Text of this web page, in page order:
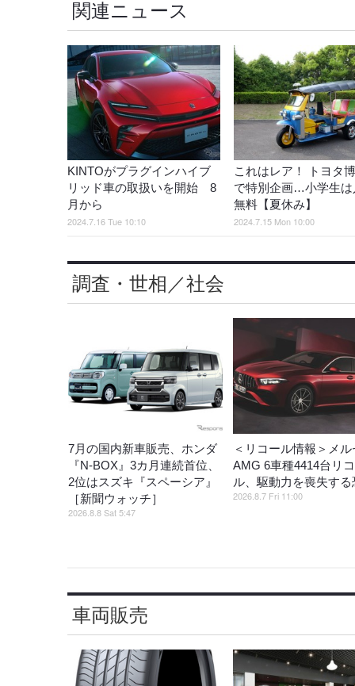
関連ニュース
KINTOがプラグインハイブ
リッド車の取扱いを開始 8
月から
2024.7.16 Tue 10:10
これはレア！ トヨタ
で特別企画…小学生は
無料【夏休み】
2024.7.15 Mon 10:00
調査・世相／社会
7月の国内新車販売、ホンダ
『N-BOX』3カ月連続首位、
2位はスズキ『スペーシア』
［新聞ウォッチ］
2026.8.8 Sat 5:47
＜リコール情報＞メ
AMG 6車種4414台リ
ル、駆動力を喪失する
2026.8.7 Fri 11:00
車両販売